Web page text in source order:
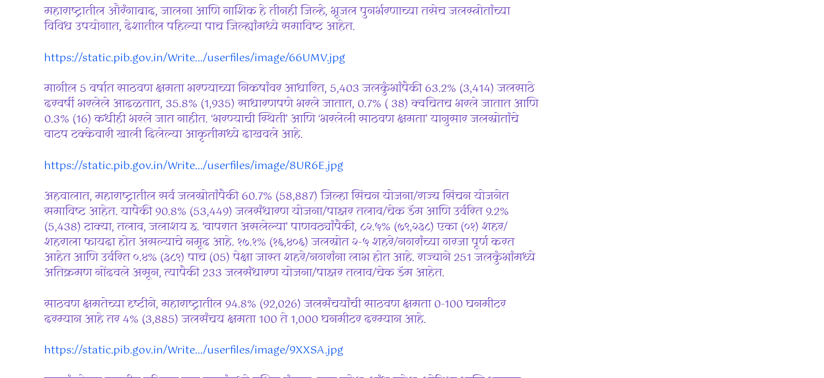
महाराष्ट्रातील औरंगाबाद, जालना आणि नाशिक हे तीनही जिल्हे, भूजल पुनर्भरणाच्या तसेच जलस्त्रोतांच्या
विविध उपयोगात, देशातील पहिल्या पाच जिल्ह्यांमध्ये समाविष्ट आहेत.
https://static.pib.gov.in/Write…/userfiles/image/66UMV.jpg
मागील 5 वर्षात साठवण क्षमता भरण्याच्या निकषांवर आधारित, 5,403 जलकुंभांपैकी 63.2% (3,414) जलसाठे
दरवर्षी भरलेले आढळतात, 35.8% (1,935) साधारणपणे भरले जातात, 0.7% ( 38) क्वचितच भरले जातात आणि
0.3% (16) कधीही भरले जात नाहीत. ‘भरण्याची स्थिती’ आणि ‘भरलेली साठवण क्षमता’ यानुसार जलस्रोतांचे
वाटप टक्केवारी खाली दिलेल्या आकृतीमध्ये दाखवले आहे.
https://static.pib.gov.in/Write…/userfiles/image/8UR6E.jpg
अहवालात, महाराष्ट्रातील सर्व जलस्रोतांपैकी 60.7% (58,887) जिल्हा सिंचन योजना/राज्य सिंचन योजनेत
समाविष्ट आहेत. यापैकी 90.8% (53,449) जलसंधारण योजना/पाझर तलाव/चेक डॅम आणि उर्वरित 9.2%
(5,438) टाक्या, तलाव, जलाशय इ. ‘वापरात असलेल्या’ पाणवठ्यांपैकी, ८२.५% (७९,२३८) एका (०१) शहर/
शहराला फायदा होत असल्याचे नमूद आहे. १७.१% (१६,४०६) जलस्रोत २-५ शहरे/नगरांच्या गरजा पूर्ण करत
आहेत आणि उर्वरित ०.४% (३८९) पाच (05) पेक्षा जास्त शहरे/नगरांना लाभ होत आहे. राज्याने 251 जलकुंभांमध्ये
अतिक्रमण नोंदवले असून, त्यापैकी 233 जलसंधारण योजना/पाझर तलाव/चेक डॅम आहेत.
साठवण क्षमतेच्या दृष्टीने, महाराष्ट्रातील 94.8% (92,026) जलसंचयांची साठवण क्षमता 0-100 घनमीटर
दरम्यान आहे तर 4% (3,885) जलसंचय क्षमता 100 ते 1,000 घनमीटर दरम्यान आहे.
https://static.pib.gov.in/Write…/userfiles/image/9XXSA.jpg